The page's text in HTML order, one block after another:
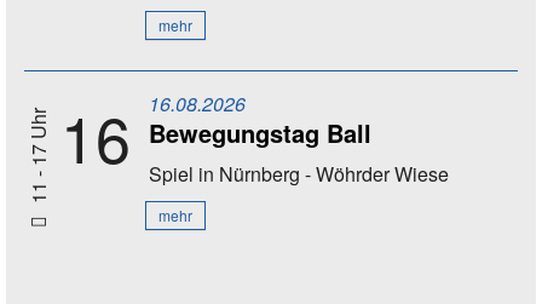
mehr
11 - 17 Uhr 16 16.08.2026
Bewegungstag Ball
Spiel in Nürnberg - Wöhrder Wiese
mehr